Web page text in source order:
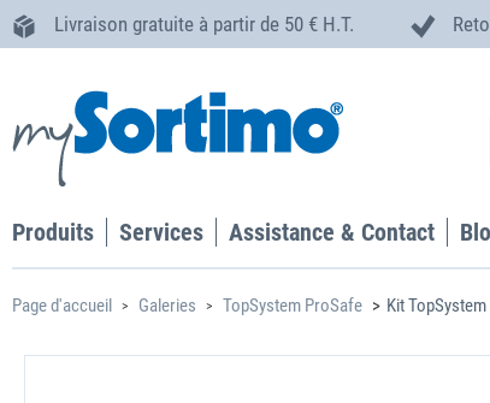
Livraison gratuite à partir de 50 € H.T.
Produits Services Assistance & Contact
Page d'accueil Galeries TopSystem ProSafe Kit